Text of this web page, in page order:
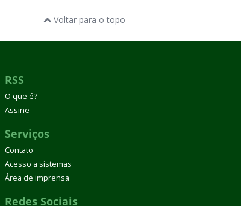
Voltar para o topo
RSS
O que é?
Assine
Serviços
Contato
Acesso a sistemas
Área de imprensa
Redes Sociais